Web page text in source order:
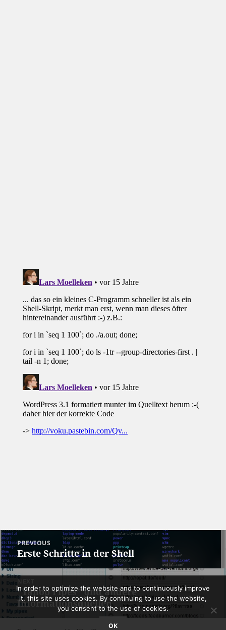
Post
navigation
PREVIOUS
Previous
post:
Erste Schritte in der Shell
NEXT
Next
post:
“Yahoo Pipes” und andere
Informationsquellen
In order to optimize the website and to continuously improve
it, this site uses cookies. By continuing to use the website,
you consent to the use of cookies.
OK